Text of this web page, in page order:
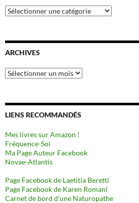
Catégories
ARCHIVES
Archives
LIENS RECOMMANDÉS
Mes livres sur Amazon !
Fréquence-Soi
Ma Page Auteur Facebook
Novae-Atlantis
Page Facebook de Laetitia Beretti
Page Facebook de Karen Romani
Carnet de bord d’une Naturopathe